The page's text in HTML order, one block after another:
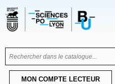
MON COMPTE LECTEUR